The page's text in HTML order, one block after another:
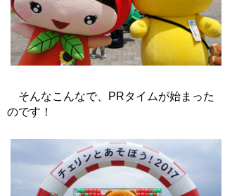
そんなこんなで、PRタイムが始まった
のです！